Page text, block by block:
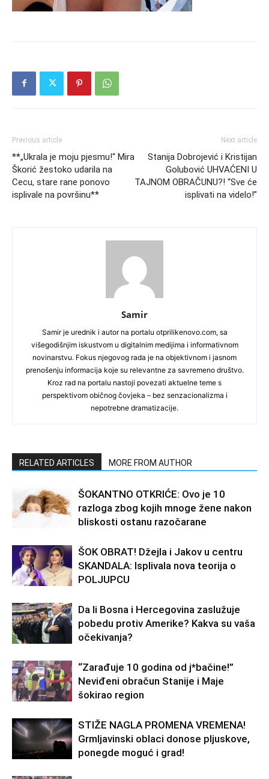
Previous article
**„Ukrala je moju pjesmu!“ Mira
Škorić žestoko udarila na
Cecu, stare rane ponovo
isplivale na površinu**
Next article
Stanija Dobrojević i Kristijan
Golubović UHVAĆENI U
TAJNOM OBRAČUNU?! “Sve će
isplivati na videlo!”
Samir
Samir je urednik i autor na portalu otprilikenovo.com, sa
višegodišnjim iskustvom u digitalnim medijima i informativnom
novinarstvu. Fokus njegovog rada je na objektivnom i jasnom
prenošenju informacija koje su relevantne za savremeno društvo.
Kroz rad na portalu nastoji povezati aktuelne teme s
perspektivom običnog čovjeka – bez senzacionalizma i
nepotrebne dramatizacije.
RELATED ARTICLES MORE FROM AUTHOR
ŠOKANTNO OTKRIĆE: Ovo je 10
razloga zbog kojih mnoge žene nakon
bliskosti ostanu razočarane
ŠOK OBRAT! Džejla i Jakov u centru
SKANDALA: Isplivala nova teorija o
POLJUPCU
Da li Bosna i Hercegovina zaslužuje
pobedu protiv Amerike? Kakva su vaša
očekivanja?
“Zarađuje 10 godina od j*bačine!”
Neviđeni obračun Stanije i Maje
šokirao region
STIŽE NAGLA PROMENA VREMENA!
Grmljavinski oblaci donose pljuskove,
ponegde moguć i grad!